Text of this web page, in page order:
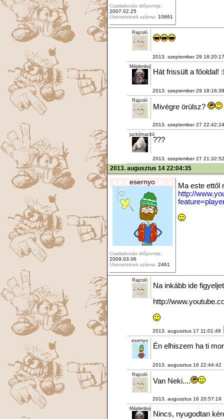
Csatlakozás időpontja:
2007.02.25
Üzeneteinek száma: 10661
Rajzoló
2013. szeptember 29 18:20:17
Méjdenboj
Hát frissült a főoldal!
2013. szeptember 29 18:16:38
Rajzoló
Mivégre örülsz?
2013. szeptember 27 22:42:24
juckómackó
???
2013. szeptember 27 21:32:52
2013. augusztus 14 22:04:35
esernyo
Csatlakozás időpontja:
2009.03.06
Üzeneteinek száma: 2461
Ma este ettől
http://
Rajzoló
Na inkább ide
http://
2013. augusztus 17 11:01:48
esernyo
Én elhiszem ha ti
2013. augusztus 16 22:44:42
Rajzoló
Van Neki....
2013. augusztus 16 20:57:19
Méjdenboj
Nincs, nyugodtan